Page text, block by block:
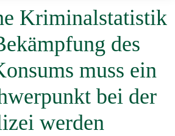
Kriminalstatistik
des
muss ein
bei der
werden